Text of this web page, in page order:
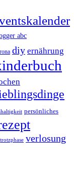
abc
diy ernährung
persönliches
trotzphase verlosung